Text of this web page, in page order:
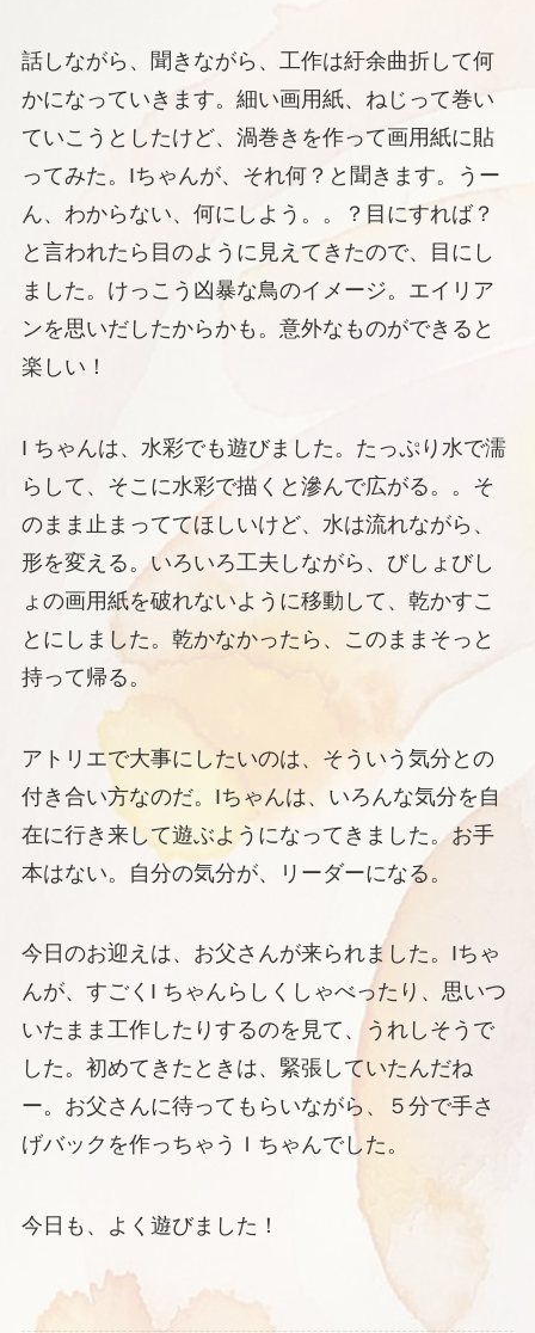
話しながら、聞きながら、工作は紆余曲折して何
かになっていきます。細い画用紙、ねじって巻い
ていこうとしたけど、渦巻きを作って画用紙に貼
ってみた。Iちゃんが、それ何？と聞きます。うー
ん、わからない、何にしよう。。？目にすれば？
と言われたら目のように見えてきたので、目にし
ました。けっこう凶暴な鳥のイメージ。エイリア
ンを思いだしたからかも。意外なものができると
楽しい！
I ちゃんは、水彩でも遊びました。たっぷり水で濡
らして、そこに水彩で描くと滲んで広がる。。そ
のまま止まっててほしいけど、水は流れながら、
形を変える。いろいろ工夫しながら、びしょびし
ょの画用紙を破れないように移動して、乾かすこ
とにしました。乾かなかったら、このままそっと
持って帰る。
アトリエで大事にしたいのは、そういう気分との
付き合い方なのだ。Iちゃんは、いろんな気分を自
在に行き来して遊ぶようになってきました。お手
本はない。自分の気分が、リーダーになる。
今日のお迎えは、お父さんが来られました。Iちゃ
んが、すごくI ちゃんらしくしゃべったり、思いつ
いたまま工作したりするのを見て、うれしそうで
した。初めてきたときは、緊張していたんだね
ー。お父さんに待ってもらいながら、５分で手さ
げバックを作っちゃうＩちゃんでした。
今日も、よく遊びました！